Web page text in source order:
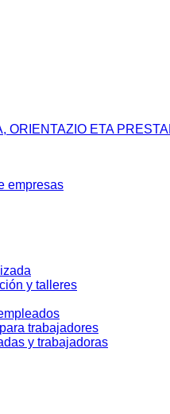
empresas
y talleres
trabajadores
y trabajadoras